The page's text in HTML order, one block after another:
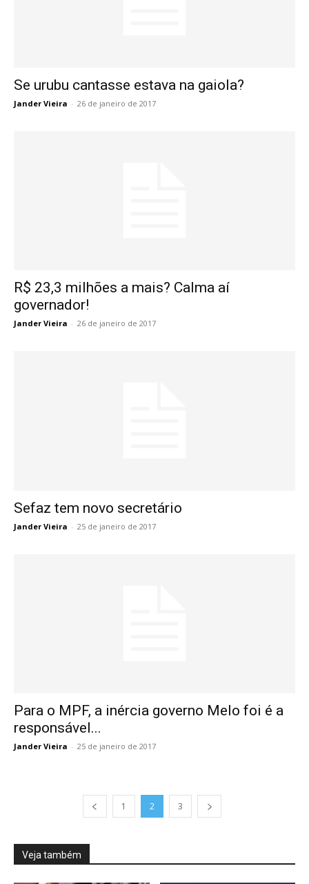
Se urubu cantasse estava na gaiola?
Jander Vieira - 26 de janeiro de 2017
R$ 23,3 milhões a mais? Calma aí
governador!
Jander Vieira - 26 de janeiro de 2017
Sefaz tem novo secretário
Jander Vieira - 25 de janeiro de 2017
Para o MPF, a inércia governo Melo foi é a
responsável...
Jander Vieira - 25 de janeiro de 2017
1 2 3
Veja também